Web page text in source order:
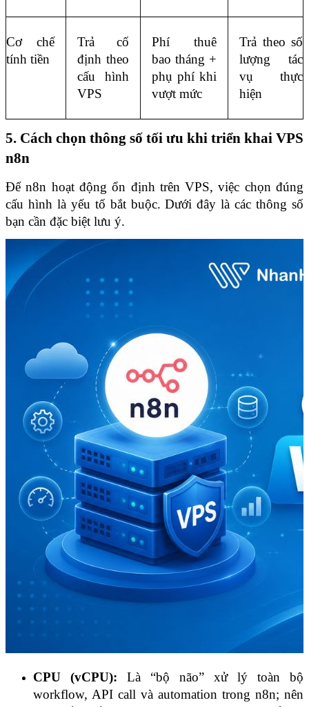
Cơ chế
tính tiền
Trả cố
định theo
cấu hình
VPS
Phí thuê
bao tháng +
phụ phí khi
vượt mức
Trả theo số
lượng tác
vụ thực
hiện
5. Cách chọn thông số tối ưu khi triển khai VPS
n8n
Để n8n hoạt động ổn định trên VPS, việc chọn đúng
cấu hình là yếu tố bắt buộc. Dưới đây là các thông số
bạn cần đặc biệt lưu ý.
CPU (vCPU): Là “bộ não” xử lý toàn bộ
workflow, API call và automation trong n8n; nên